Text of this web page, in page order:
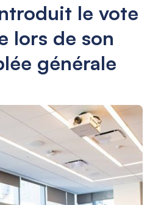
le vote
lors de son
générale